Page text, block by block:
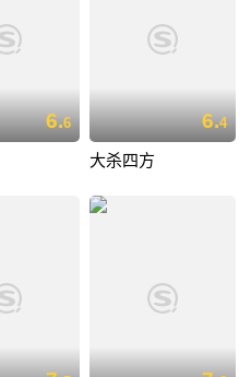
6.6 6.4
大杀四方